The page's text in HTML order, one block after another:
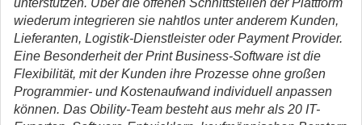
unterstützen. Über die offenen Schnittstellen der Plattform
wiederum integrieren sie nahtlos unter anderem Kunden,
Lieferanten, Logistik-Dienstleister oder Payment Provider.
Eine Besonderheit der Print Business-Software ist die
Flexibilität, mit der Kunden ihre Prozesse ohne großen
Programmier- und Kostenaufwand individuell anpassen
können. Das Obility-Team besteht aus mehr als 20 IT-